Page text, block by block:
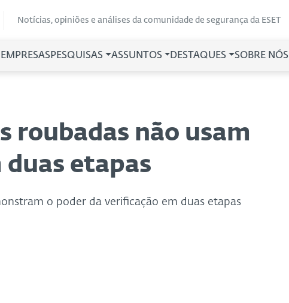
Notícias, opiniões e análises da comunidade de segurança da ESET
PESQUISAS ASSUNTOS DESTAQUES SOBRE NÓS
roubadas não usam
etapas
o poder da verificação em duas etapas